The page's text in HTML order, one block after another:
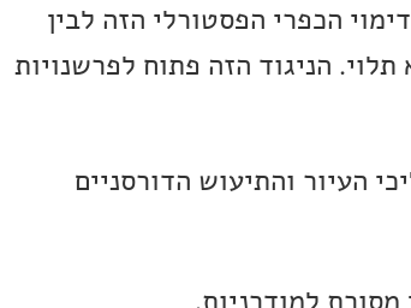
הכפרי הפסטורלי הזה לבין
הניגוד הזה פתוח לפרשנויות
העיור והתיעוש הדורסניים
למודרניות.